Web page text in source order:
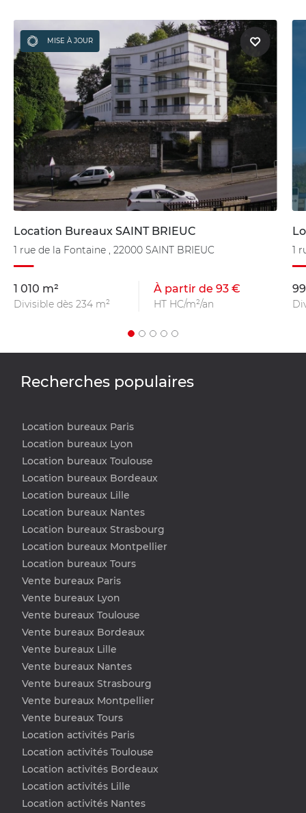
MISE À JOUR
Location Bureaux SAINT BRIEUC
1 rue de la Fontaine , 22000 SAINT BRIEUC
1 010 m²
Divisible dès 234 m²
À partir de 93 €
HT HC/m²/an
1
Recherches populaires
Location bureaux Paris
Location bureaux Lyon
Location bureaux Toulouse
Location bureaux Bordeaux
Location bureaux Lille
Location bureaux Nantes
Location bureaux Strasbourg
Location bureaux Montpellier
Location bureaux Tours
Vente bureaux Paris
Vente bureaux Lyon
Vente bureaux Toulouse
Vente bureaux Bordeaux
Vente bureaux Lille
Vente bureaux Nantes
Vente bureaux Strasbourg
Vente bureaux Montpellier
Vente bureaux Tours
Location activités Paris
Location activités Toulouse
Location activités Bordeaux
Location activités Lille
Location activités Nantes